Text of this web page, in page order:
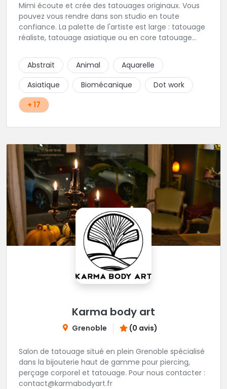
Mimi écoute et crée des tatouages originaux. Vous
pouvez vous rendre dans son studio en toute
confiance. La palette de l'artiste est large : tatouage
réaliste, tatouage asiatique ou en core tatouage
construire un projet qui vous ressemble.
Abstrait Animal
Aquarelle
Asiatique
Biomécanique
Dot work
+ 17
Karma body art
Grenoble (0 avis)
Salon de tatouage situé en plein Grenoble spécialisé
dans la bijouterie haut de gamme pour piercing,
perçage corporel et tatouage. Pour nous contacter :
contact@karmabodyart.fr